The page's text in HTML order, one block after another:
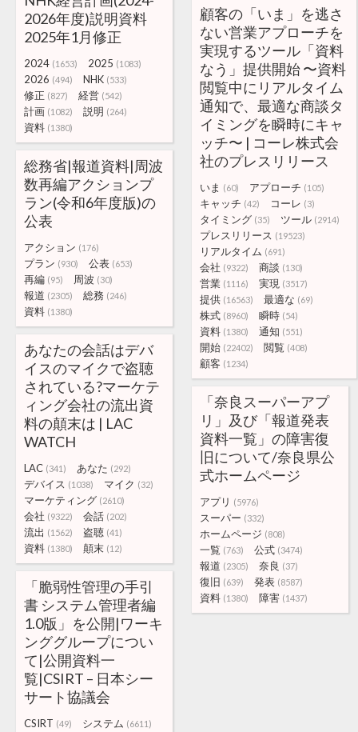
2026年度)説明資料
2025年1月修正
2024 (1653) 2025 (1083)
2026 (494) NHK (533)
修正 (827) 経営 (542)
計画 (1082) 説明 (264)
資料 (1380)
顧客の「いま」を逃さ
ない営業アプローチを
実現するツール「資料
なう」提供開始 〜資料
閲覧中にリアルタイム
通知で、最適な商談タ
イミングを瞬時にキャ
ッチ〜 | コーレ株式会
社のプレスリリース
いま (60) アプローチ (105)
キャッチ (42) コーレ (3)
タイミング (35) ツール (2914)
プレスリリース (19523)
リアルタイム (691)
会社 (9322) 商談 (130)
営業 (1116) 実現 (3517)
提供 (16563) 最適な (69)
株式 (8960) 瞬時 (54)
資料 (1380) 通知 (551)
開始 (22402) 閲覧 (408)
顧客 (1234)
総務省|報道資料|周波
数再編アクションプ
ラン(令和6年度版)の
公表
アクション (176)
プラン (930) 公表 (653)
再編 (95) 周波 (30)
報道 (2305) 総務 (246)
資料 (1380)
あなたの会話はデバ
イスのマイクで盗聴
されている?マーケテ
ィング会社の流出資
料の顛末は | LAC
WATCH
LAC (341) あなた (292)
デバイス (1038) マイク (32)
マーケティング (2610)
会社 (9322) 会話 (202)
流出 (1562) 盗聴 (41)
資料 (1380) 顛末 (12)
「奈良スーパーアプ
リ」及び「報道発表
資料一覧」の障害復
旧について/奈良県公
式ホームページ
アプリ (5976)
スーパー (332)
ホームページ (808)
一覧 (763) 公式 (3474)
報道 (2305) 奈良 (37)
復旧 (639) 発表 (8587)
資料 (1380) 障害 (1437)
「脆弱性管理の手引
書 システム管理者編
1.0版」を公開|ワーキ
ンググループについ
て|公開資料一
覧|CSIRT – 日本シー
サート協議会
CSIRT (49) システム (6611)